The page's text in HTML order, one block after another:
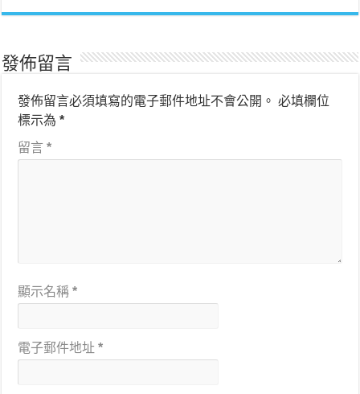
發佈留言
發佈留言必須填寫的電子郵件地址不會公開。 必填欄位
標示為*
留言*
顯示名稱*
電子郵件地址*